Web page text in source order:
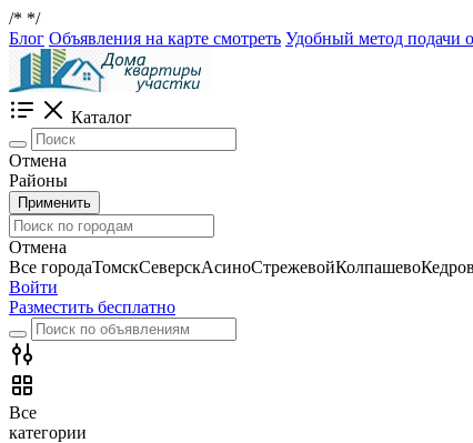
/* */
Блог Объявления на карте смотреть Удобный метод подачи
Каталог
Отмена
Районы
Применить
Отмена
Все городаТомскСеверскАсиноСтрежевойКолпашево
Войти
Разместить бесплатно
Все
категории